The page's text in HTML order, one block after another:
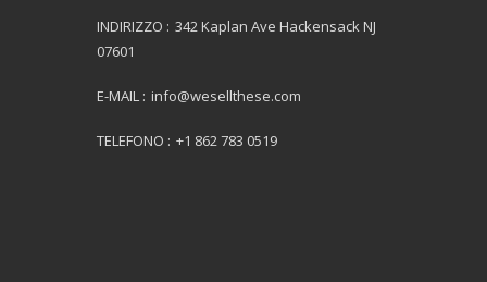
INDIRIZZO : 342 Kaplan Ave Hackensack NJ
07601
E-MAIL : info@wesellthese.com
TELEFONO : +1 862 783 0519